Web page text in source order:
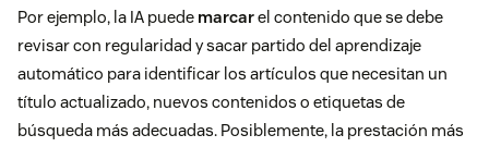
Por ejemplo, la IA puede marcarel contenido que se debe
revisar con regularidad y sacar partido del aprendizaje
automático para identificar los artículos que necesitan un
título actualizado, nuevos contenidos o etiquetas de
búsqueda más adecuadas. Posiblemente, la prestación más